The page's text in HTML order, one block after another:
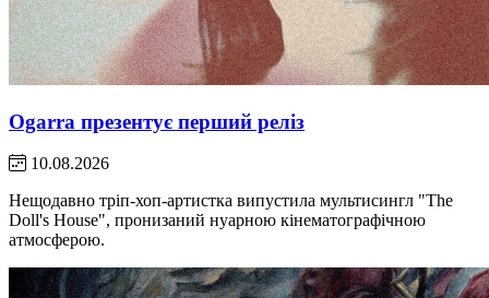
Ogarra презентує перший реліз
10.08.2026
Нещодавно тріп-хоп-артистка випустила мультисингл "The
Doll's House", пронизаний нуарною кінематографічною
атмосферою.